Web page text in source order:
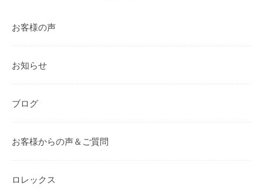
お客様の声
お知らせ
ブログ
お客様からの声＆ご質問
ロレックス